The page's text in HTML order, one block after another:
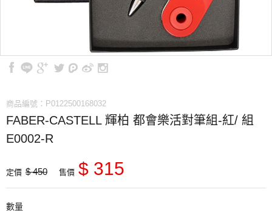
商品編號：P0122500168032
FABER-CASTELL 輝柏 都會樂活對筆組-紅/ 組
E0002-R
定價 $ 450 售價 $ 315
數量